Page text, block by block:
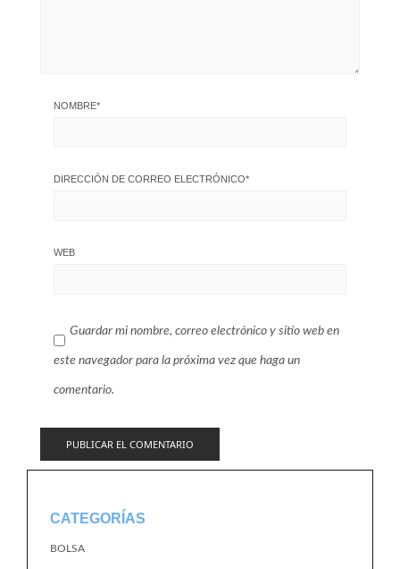
NOMBRE*
DIRECCIÓN DE CORREO ELECTRÓNICO*
WEB
Guardar mi nombre, correo electrónico y sitio web en
este navegador para la próxima vez que haga un
comentario.
CATEGORÍAS
BOLSA